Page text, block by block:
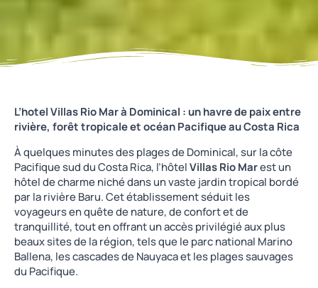
L’hotel Villas Rio Mar à Dominical : un havre de paix entre
rivière, forêt tropicale et océan Pacifique au Costa Rica
À quelques minutes des plages de Dominical, sur la côte
Pacifique sud du Costa Rica, l’hôtelVillas Rio Marest un
hôtel de charme niché dans un vaste jardin tropical bordé
par la rivière Baru. Cet établissement séduit les
voyageurs en quête de nature, de confort et de
tranquillité, tout en offrant un accès privilégié aux plus
beaux sites de la région, tels que le parc national Marino
Ballena, les cascades de Nauyaca et les plages sauvages
du Pacifique.